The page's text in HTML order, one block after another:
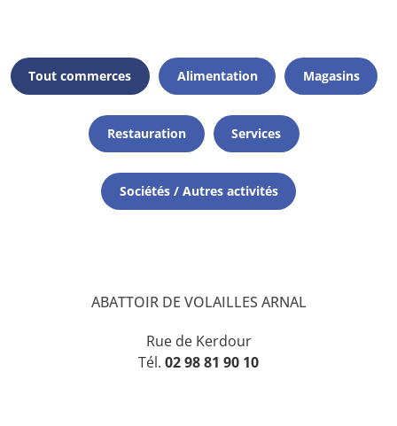
Tout commerces Alimentation Magasins
Restauration Services
Sociétés / Autres activités
ABATTOIR DE VOLAILLES ARNAL
Rue de Kerdour
Tél. 02 98 81 90 10